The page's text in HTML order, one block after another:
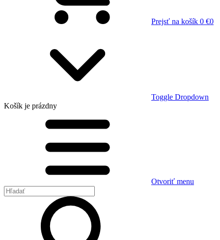
Prejsť na košík 0 €0
Toggle Dropdown
Košík je prázdny
Otvoriť menu